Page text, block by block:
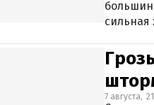
сильная
7 августа,